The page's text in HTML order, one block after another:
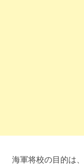
海軍将校の目的は、